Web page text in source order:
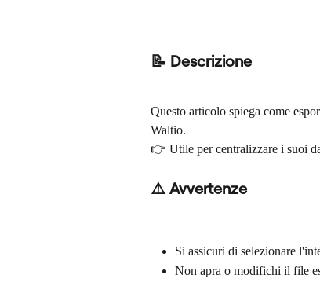
📝 Descrizione
Questo articolo spiega come
Waltio.
👉 Utile per centralizzare i suoi
⚠️ Avvertenze
Si assicuri di selezionare
Non apra o modifichi il file